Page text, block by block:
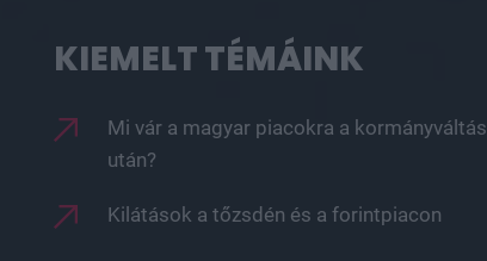
KIEMELT TÉMÁINK
Mi vár a magyar piacokra a kormányváltás
után?
Kilátások a tőzsdén és a forintpiacon